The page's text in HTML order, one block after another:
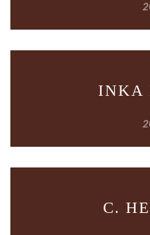
INKA
C.